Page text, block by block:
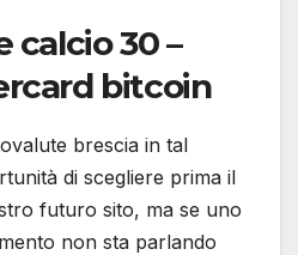
calcio 30 –
bitcoin
brescia in tal
di scegliere prima il
futuro sito, ma se uno
non sta parlando